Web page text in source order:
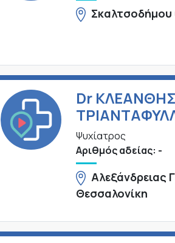
Σκαλτσοδήμου
Dr ΚΛΕΑΝΘΗΣ
Ψυχίατρος
Αριθμός αδείας: -
Αλεξάνδρειας
Θεσσαλονίκη